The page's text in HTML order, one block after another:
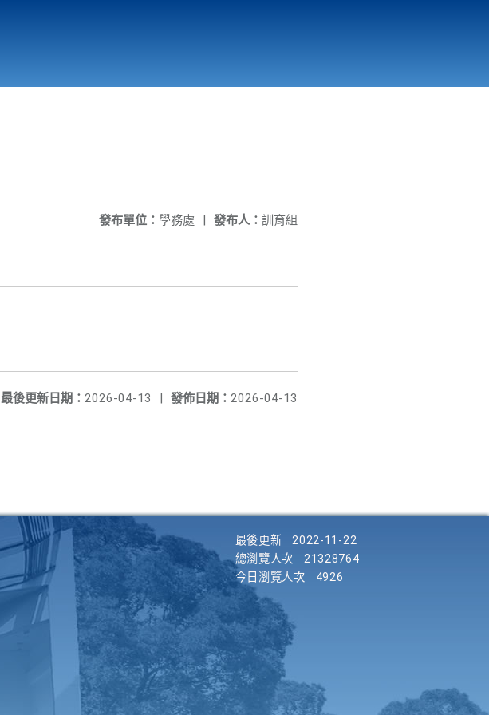
發布人： 訓育組
發布單位： 學務處 |
發佈日期： 2026-04-13
最後更新日期： 2026-04-13 |
最後更新
2022-11-22
總瀏覽人次
21328764
今日瀏覽人次
4926